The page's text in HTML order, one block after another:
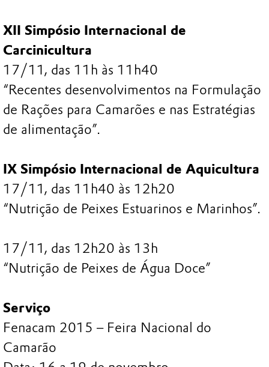
XII Simpósio Internacional de
Carcinicultura
17/11, das 11h às 11h40
“Recentes desenvolvimentos na Formulação
de Rações para Camarões e nas Estratégias
de alimentação”.
IX Simpósio Internacional de Aquicultura
17/11, das 11h40 às 12h20
“Nutrição de Peixes Estuarinos e Marinhos”.
17/11, das 12h20 às 13h
“Nutrição de Peixes de Água Doce”
Serviço
Fenacam 2015 – Feira Nacional do
Camarão